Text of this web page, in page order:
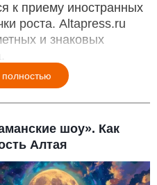
к приему иностранных
роста. Altapress.ru
и знаковых
полностью
шоу». Как
Алтая